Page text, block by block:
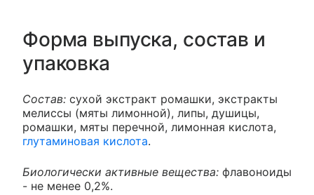
Форма выпуска, состав и
упаковка
Состав: сухой экстракт ромашки, экстракты
мелиссы (мяты лимонной), липы, душицы,
ромашки, мяты перечной, лимонная кислота,
глутаминовая кислота.
Биологически активные вещества: флавоноиды
- не менее 0,2%.